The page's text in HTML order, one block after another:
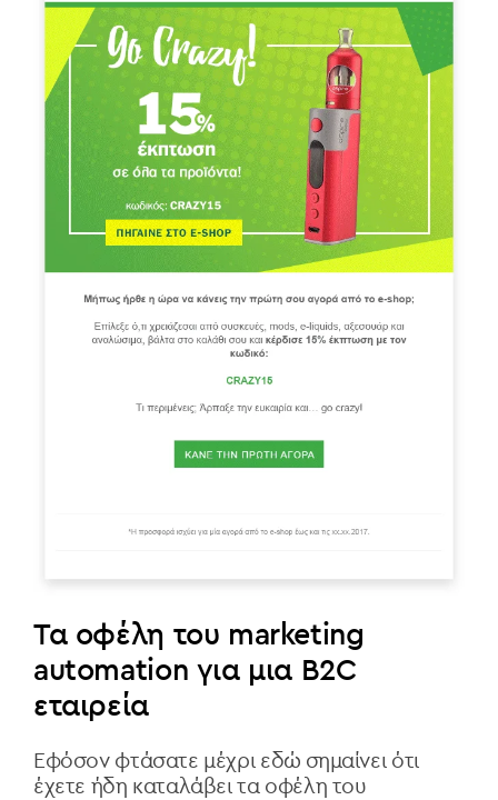
Τα οφέλη του marketing
automation για μια B2C
εταιρεία
Εφόσον φτάσατε μέχρι εδώ σημαίνει ότι
έχετε ήδη καταλάβει τα οφέλη του